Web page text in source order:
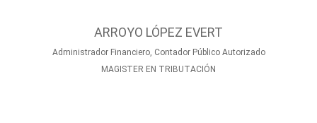
ARROYO LÓPEZ EVERT
Administrador Financiero, Contador Público Autorizado
MAGISTER EN TRIBUTACIÓN